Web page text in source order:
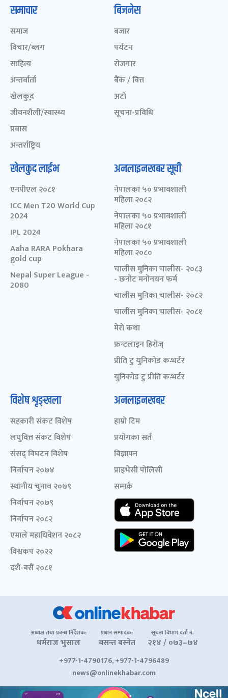
समाचार
समाज
विचार/ब्लग
साहित्य
अन्तर्वार्ता
खेलकुद़़
जीवनशैली/स्वास्थ्य
प्रवास
अन्तर्राष्ट्रिय
बिजनेस
बजार
पर्यटन
रोजगार
बैंक / वित्त
अटो
सूचना-प्रविधि
खेलकुद लाईभ
एनपीएल २०८१
ICC Men T20 World Cup
2024
IPL 2024
Aaha RARA Pokhara
gold cup
Nepal Super League -
2080
अनलाइनखबर सूची
नेपालका ५० प्रभावशाली
महिला २०८२
नेपालका ५० प्रभावशाली
महिला २०८१
नेपालका ५० प्रभावशाली
महिला २०८०
चालीस मुनिका चालीस- २०८३
- छनोट मनोनयन फर्म
चालीस मुनिका चालीस- २०८२
चालीस मुनिका चालीस- २०८१
मेरो कथा
फ्रन्टलाइन हिरोज्
प्रीति टु युनिकोड कन्भर्टर
युनिकोड टु प्रीति कन्भर्टर
विशेष शृङ्खला
सहकारी संकट विशेष
लघुवित्त संकट विशेष
संसद् विघटन विशेष
निर्वाचन २०७४
स्थानीय चुनाव २०७९
निर्वाचन २०७९
निर्वाचन २०८२
एमाले महाधिवेशन २०८२
विश्वकप २०२२
दशैं-बसैं २०८१
अनलाइनखबर
हाम्रो टिम
प्रयोगका सर्त
विज्ञापन
प्राइभेसी पोलिसी
सम्पर्क
अध्यक्ष तथा प्रबन्ध निर्देशक:
धर्मराज भुसाल
प्रधान सम्पादक:
बसन्त बस्नेत
सूचना विभाग दर्ता नं.
२१४ / ०७३–७४
+977-1-4790176, +977-1-4796489
news@onlinekhabar.com